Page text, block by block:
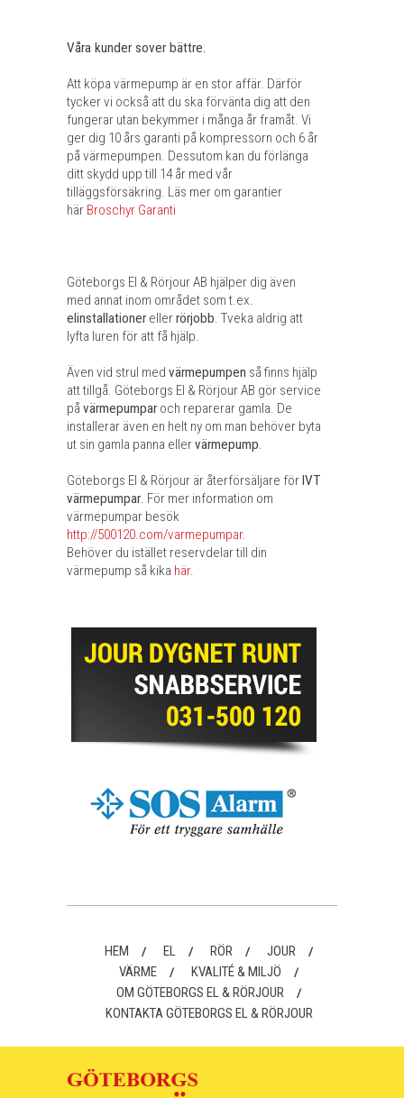
Våra kunder sover bättre.
Att köpa värmepump är en stor affär. Därför
tycker vi också att du ska förvänta dig att den
fungerar utan bekymmer i många år framåt. Vi
ger dig 10 års garanti på kompressorn och 6 år
på värmepumpen. Dessutom kan du förlänga
ditt skydd upp till 14 år med vår
tilläggsförsäkring. Läs mer om garantier
här Broschyr Garanti
Göteborgs El & Rörjour AB hjälper dig även
med annat inom området som t.ex.
elinstallationer ellerrörjobb. Tveka aldrig att
lyfta luren för att få hjälp.
Även vid strul med värmepumpen så finns hjälp
att tillgå. Göteborgs El & Rörjour AB gör service
på värmepumpar och reparerar gamla. De
installerar även en helt ny om man behöver byta
ut sin gamla panna ellervärmepump.
Göteborgs El & Rörjour är återförsäljare förIVT
värmepumpar. För mer information om
värmepumpar besök
http://500120.com/varmepumpar.
Behöver du istället reservdelar till din
värmepump så kika här.
HEM EL RÖR
JOUR
VÄRME
KVALITÉ & MILJÖ
OM GÖTEBORGS EL & RÖRJOUR
KONTAKTA GÖTEBORGS EL & RÖRJOUR